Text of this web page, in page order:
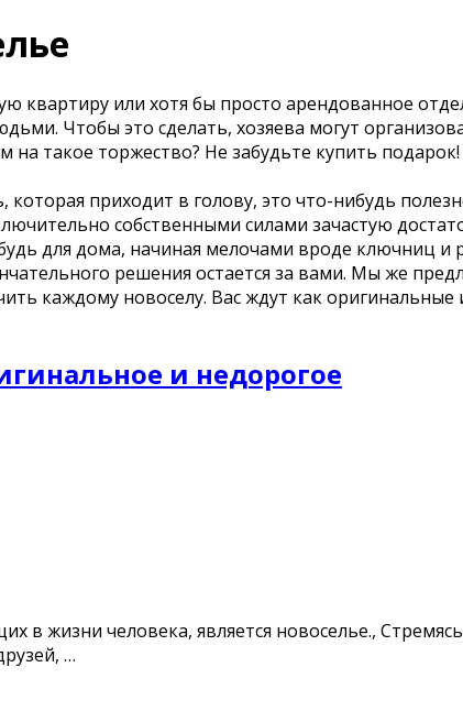
квартиру или хотя бы просто арендованное
Чтобы это сделать, хозяева могут
такое торжество? Не забудьте купить
приходит в голову, это что-нибудь
собственными силами зачастую
для дома, начиная мелочами вроде ключниц
решения остается за вами. Мы же
каждому новоселу. Вас ждут как
и недорогое
в жизни человека, является новоселье.,
…